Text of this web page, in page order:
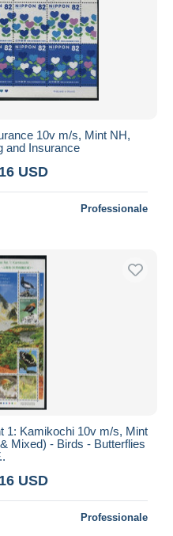
10v m/s, Mint NH,
and Insurance
USD
Professionale
1: Kamikochi 10v m/s, Mint
Mixed) - Birds - Butterflies
USD
Professionale